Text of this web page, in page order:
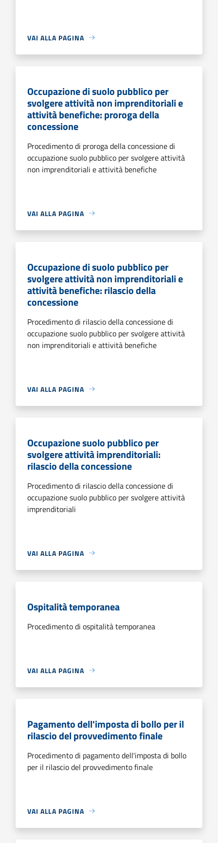
VAI ALLA PAGINA
Occupazione di suolo pubblico per
svolgere attività non imprenditoriali e
attività benefiche: proroga della
concessione
Procedimento di proroga della concessione di
occupazione suolo pubblico per svolgere attività
non imprenditoriali e attività benefiche
VAI ALLA PAGINA
Occupazione di suolo pubblico per
svolgere attività non imprenditoriali e
attività benefiche: rilascio della
concessione
Procedimento di rilascio della concessione di
occupazione suolo pubblico per svolgere attività
non imprenditoriali e attività benefiche
VAI ALLA PAGINA
Occupazione suolo pubblico per
svolgere attività imprenditoriali:
rilascio della concessione
Procedimento di rilascio della concessione di
occupazione suolo pubblico per svolgere attività
imprenditoriali
VAI ALLA PAGINA
Ospitalità temporanea
Procedimento di ospitalità temporanea
VAI ALLA PAGINA
Pagamento dell'imposta di bollo per il
rilascio del provvedimento finale
Procedimento di pagamento dell'imposta di bollo
per il rilascio del provvedimento finale
VAI ALLA PAGINA